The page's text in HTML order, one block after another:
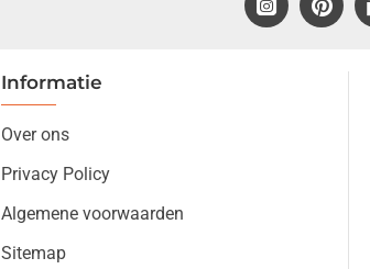
Informatie
Over ons
Privacy Policy
Algemene voorwaarden
Sitemap